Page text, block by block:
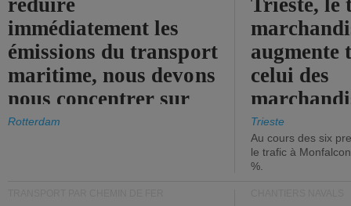
réduire
immédiatement les
émissions du transport
maritime, nous devons
nous concentrer sur
les ports.
Rotterdam
Trieste, le
augmente
celui des
diminue.
Trieste
Au cours des six
le trafic à
%.